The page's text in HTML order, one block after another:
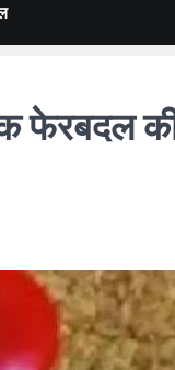
फेरबदल